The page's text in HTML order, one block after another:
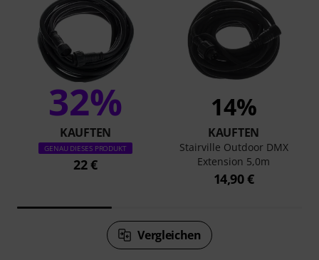
32%
KAUFTEN
GENAU DIESES PRODUKT
22 €
14%
KAUFTEN
Stairville Outdoor DMX
Extension 5,0m
14,90 €
Vergleichen